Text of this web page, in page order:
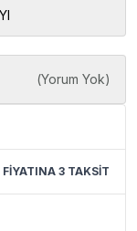
(Yorum Yok)
3 TAKSİT